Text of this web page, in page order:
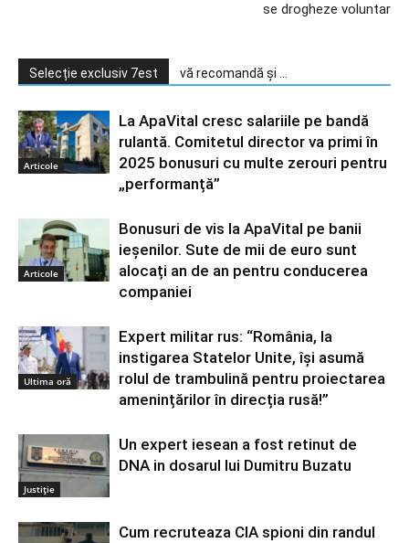
se drogheze voluntar
Selecție exclusiv 7est vă recomandă și ...
Articole
La ApaVital cresc salariile pe bandă
rulantă. Comitetul director va primi în
2025 bonusuri cu multe zerouri pentru
„performanță”
Articole
Bonusuri de vis la ApaVital pe banii
ieșenilor. Sute de mii de euro sunt
alocați an de an pentru conducerea
companiei
Ultima oră
Expert militar rus: “România, la
instigarea Statelor Unite, își asumă
rolul de trambulină pentru proiectarea
amenințărilor în direcția rusă!”
Justiție
Un expert iesean a fost retinut de
DNA in dosarul lui Dumitru Buzatu
Cum recruteaza CIA spioni din randul